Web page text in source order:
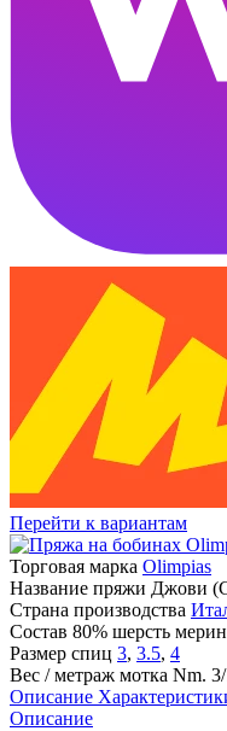
Перейти к вариантам
Торговая марка Olimpias
Название пряжи Джови
Страна производства
Состав 80% шерсть
Размер спиц 3, 3.5, 4
Вес / метраж мотка Nm.
Описание
Описание